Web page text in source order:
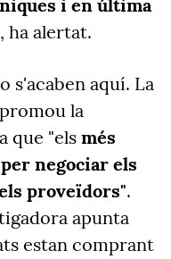
i en última
, ha alertat.
s'acaben aquí. La
la
que "els més
negociar els
proveïdors".
apunta
estan comprant